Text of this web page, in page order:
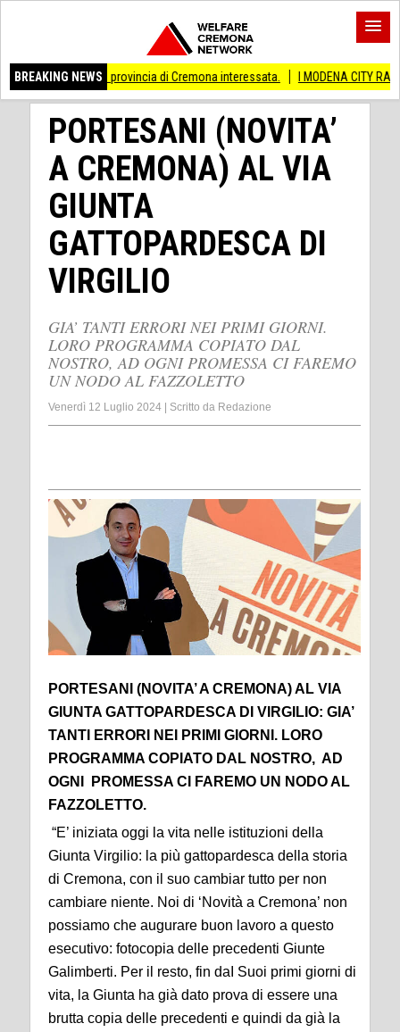
BREAKING NEWS
provincia di Cremona interessata. I MODENA CITY RAMBLERS
PORTESANI (NOVITA’
A CREMONA) AL VIA
GIUNTA
GATTOPARDESCA DI
VIRGILIO
GIA’ TANTI ERRORI NEI PRIMI GIORNI.
LORO PROGRAMMA COPIATO DAL
NOSTRO, AD OGNI PROMESSA CI FAREMO
UN NODO AL FAZZOLETTO
Venerdì 12 Luglio 2024 Scritto da Redazione
PORTESANI (NOVITA’ A CREMONA) AL VIA
GIUNTA GATTOPARDESCA DI VIRGILIO: GIA’
TANTI ERRORI NEI PRIMI GIORNI. LORO
PROGRAMMA COPIATO DAL NOSTRO, AD
OGNI PROMESSA CI FAREMO UN NODO AL
FAZZOLETTO.
“E’ iniziata oggi la vita nelle istituzioni della
Giunta Virgilio: la più gattopardesca della storia
di Cremona, con il suo cambiar tutto per non
cambiare niente. Noi di ‘Novità a Cremona’ non
possiamo che augurare buon lavoro a questo
esecutivo: fotocopia delle precedenti Giunte
Galimberti. Per il resto, fin daI Suoi primi giorni di
vita, la Giunta ha già dato prova di essere una
brutta copia delle precedenti e quindi da già la